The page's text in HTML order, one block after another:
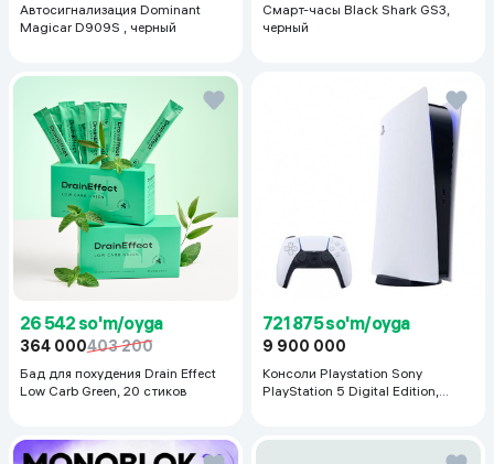
Автосигнализация Dominant
Magicar D909S , черный
Смарт-часы Black Shark GS3,
черный
26 542 so'm/oyga
364 000403 200
Бад для похудения Drain Effect
Low Carb Green, 20 стиков
721 875 so'm/oyga
9 900 000
Консоли Playstation Sony
PlayStation 5 Digital Edition,